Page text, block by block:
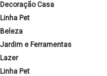
Decoração Casa
Linha Pet
Beleza
Jardim e Ferramentas
Lazer
Linha Pet